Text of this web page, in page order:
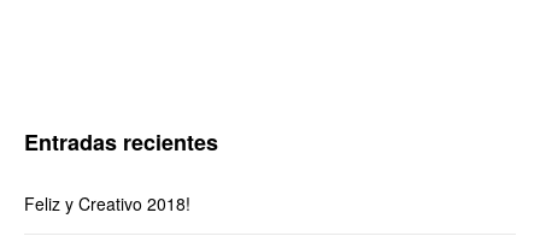
Entradas recientes
Feliz y Creativo 2018!